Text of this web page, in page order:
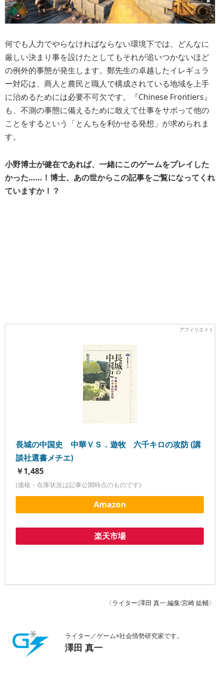
何でも人力でやらなければならない環境下では、どんなに
厳しい決まり事を設けたとしてもそれが追いつかないほど
の例外的事態が発生します。鄭先生の卓越したイレギュラ
ー対応は、商人と農民と職人で構成されている地域を上手
に治めるためには必要不可欠です。
『Chinese Frontiers』
も、不測の事態に備えるために敢えて仕事をサボって他の
ことをするという「とんちを利かせる発想」が求められま
す。
小野博士が健在であれば、一緒にこのゲームをプレイした
かった……！博士、あの世からこの記事をご覧になってくれ
ていますか！？
長城の中国史 中華ＶＳ．遊牧 六千キロの攻防 (講
談社選書メチエ)
￥1,485
(価格・在庫状況は記事公開時点のものです)
Amazon
楽天市場
《ライター:澤田 真一,編集:宮崎 紘輔》
ライター／ゲーム×社会情勢研究家です。
澤田 真一